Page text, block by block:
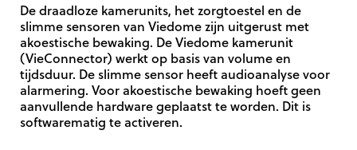
De draadloze kamerunits, het zorgtoestel en de
slimme sensoren van Viedome zijn uitgerust met
akoestische bewaking. De Viedome kamerunit
(VieConnector) werkt op basis van volume en
tijdsduur. De slimme sensor heeft audioanalyse voor
alarmering. Voor akoestische bewaking hoeft geen
aanvullende hardware geplaatst te worden. Dit is
softwarematig te activeren.